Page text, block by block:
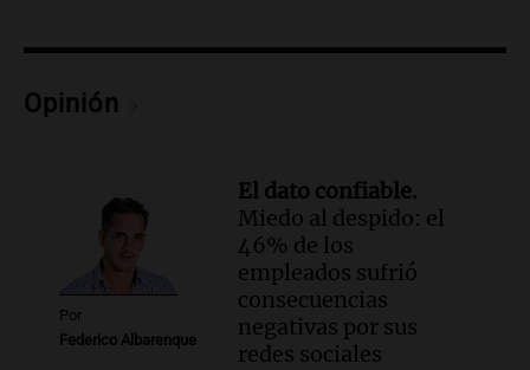
dólares para infraestructura a través del
Noticias
combaten un incendio forestal en Villa
Yacanto
Ahora país
Episodios
Audio.
Gobierno argentino enfrenta
crítica por falta de explicaciones sobre
Opinión
Por
Federico Albarenque
El dato confiable.
Miedo al despido: el
46% de los
empleados sufrió
consecuencias
negativas por sus
redes sociales